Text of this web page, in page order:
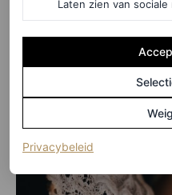
Laten zien van
Privacybeleid